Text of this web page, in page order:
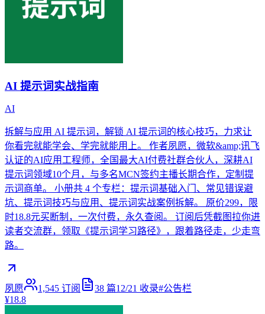
AI 提示词实战指南
AI
拆解与应用 AI 提示词，解锁 AI 提示词的核心技巧，力求让
你看完就能学会、学完就能用上。 作者夙愿，微软&amp;讯飞
认证的AI应用工程师，全国最大AI付费社群合伙人，深耕AI
提示词领域10个月，与多名MCN签约主播长期合作，定制提
示词商单。 小册共 4 个专栏：提示词基础入门、常见错误避
坑、提示词技巧与应用、提示词实战案例拆解。 原价299，限
时18.8元买断制，一次付费，永久查阅。 订阅后凭截图拉你进
读者交流群，领取《提示词学习路径》，跟着路径走，少走弯
路。
夙愿 1,545 订阅 38 篇12/21 收录#公告栏
¥18.8